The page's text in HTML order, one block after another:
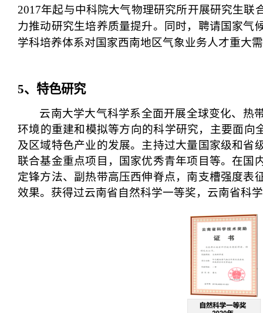
2017年起与中科院大气物理研究所开展研究生联
力推动研究生培养质量提升。同时，聘请国家气
学科培养体系对国家西南地区气象业务人才重大
5、特色研究
云南大学大气科学系全面开展全球变化、热
环境的重建和模拟等方向的科学研究，主要面向
及区域特色产业的发展。 主持过大量国家级和省
联合基金重点项目，国家优秀青年项目等。在国
定锋方法、副热带高压西伸脊点，南支槽强度表
效果。 获得过云南省自然科学一等奖，云南省科